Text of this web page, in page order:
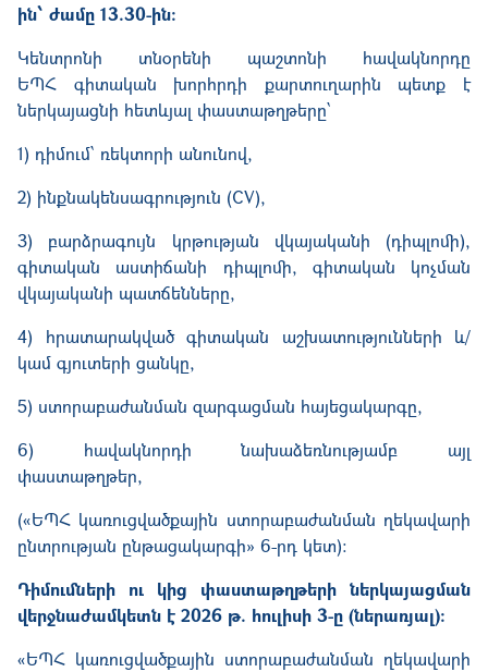
ին՝ ժամը 13.30-ին:
Կենտրոնի տնօրենի պաշտոնի հավակնորդը
ԵՊՀ գիտա­կան խորհրդի քարտու­ղարին պետք է
ներկայացնի հետևյալ փաստաթղթերը՝
1) դիմում՝ ռեկտորի անունով,
2) ինքնակենսագրություն (CV),
3) բարձրագույն կրթության վկայականի (դիպլոմի),
գիտական աստիճանի դիպ­լոմի, գիտա­կան կոչման
վկայականի պատճենները,
4) հրատարակված գիտական աշխատությունների և/
կամ գյուտերի ցանկը,
5) ստորաբաժանման զարգացման հայեցակարգը,
6) հավակնորդի նախաձեռնությամբ այլ
փաստաթղթեր,
(«ԵՊՀ կառուցվածքային ստորաբաժանման ղեկավարի
ընտրության ընթացա­կարգի» 6-րդ կետ):
Դիմումների ու կից փաստաթղթերի ներկայացման
վերջնաժամկետն է 2026 թ. հուլիսի 3-ը (ներառյալ):
«ԵՊՀ կառուցվածքային ստորաբաժանման ղեկավարի